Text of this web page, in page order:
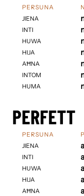
PERSUNA
JIENA
INTI
HUWA
HIJA
AĦNA
INTOM
HUMA
PERFETT
PERSUNA
JIENA
INTI
HUWA
HIJA
AĦNA